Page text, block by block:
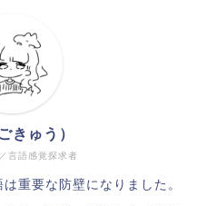
言語感覚探求者
きゅう）
重要な防壁になりました。